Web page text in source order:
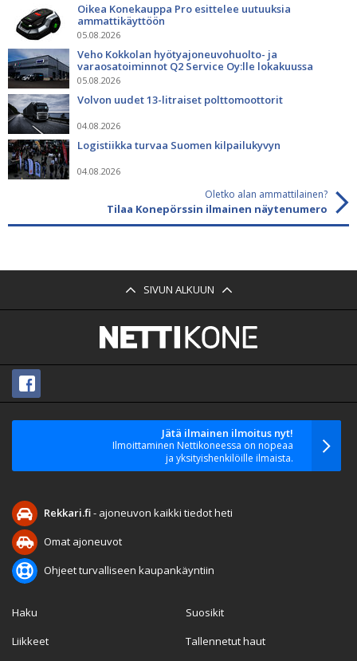
Oikea Konekauppa Pro esittelee uutuuksia
ammattikäyttöön
05.08.2026
Veho Kokkolan hyötyajoneuvohuolto- ja
varaosatoiminnot Q2 Service Oy:lle lokakuussa
05.08.2026
Volvon uudet 13-litraiset polttomoottorit
04.08.2026
Logistiikka turvaa Suomen kilpailukyvyn
04.08.2026
Oletko alan ammattilainen?
Tilaa Konepörssin ilmainen näytenumero
SIVUN ALKUUN
Jätä ilmainen ilmoitus nyt!
Ilmoittaminen Nettikoneessa on nopeaa
ja yksityishenkilöille ilmaista.
Rekkari.fi- ajoneuvon kaikki tiedot heti
Omat ajoneuvot
Ohjeet turvalliseen kaupankäyntiin
Haku
Liikkeet
Suosikit
Tallennetut haut